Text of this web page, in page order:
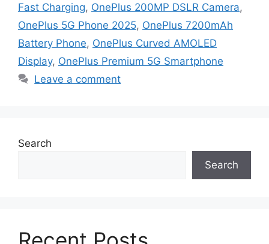
Fast Charging, OnePlus 200MP DSLR Camera,
OnePlus 5G Phone 2025, OnePlus 7200mAh
Battery Phone, OnePlus Curved AMOLED
Display, OnePlus Premium 5G Smartphone
Leave a comment
Search
Search